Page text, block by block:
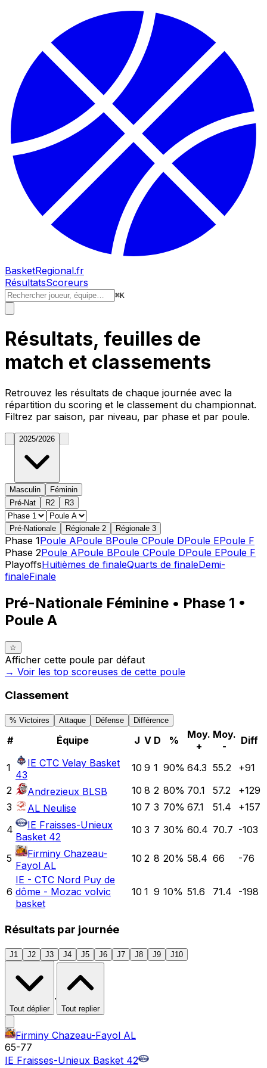
BasketRegional.fr
RésultatsScoreurs
⌘K
Résultats, feuilles de
match et classements
Retrouvez les résultats de chaque journée avec la
répartition du scoring et le classement du championnat.
Filtrez par saison, par niveau, par phase et par poule.
2025/2026
Masculin
Féminin
Pré-Nat
R2 R3
Pré-Nationale Régionale 2 Régionale 3
Phase 1Poule APoule BPoule CPoule DPoule EPoule F
Phase 2Poule APoule BPoule CPoule DPoule EPoule F
PlayoffsHuitièmes de finaleQuarts de finaleDemi-
finaleFinale
Pré-Nationale Féminine • Phase 1 •
Poule A
☆
Afficher cette poule par défaut
→ Voir les top scoreuses de cette poule
Classement
% Victoires Attaque Défense Différence
# Équipe J V D %
Moy.
+
Moy.
-
Diff
1
IE CTC Velay Basket
43
10 9 1 90% 64.3 55.2 +91
2
Andrezieux BLSB 10 8 2 80% 70.1 57.2 +129
3
AL Neulise 10 7 3 70% 67.1 51.4 +157
4
IE Fraisses-Unieux
Basket 42
10 3 7 30% 60.4 70.7 -103
5
Firminy Chazeau-
Fayol AL
10 2 8 20% 58.4 66 -76
6
IE - CTC Nord Puy de
dôme - Mozac volvic
basket
10 1 9 10% 51.6 71.4 -198
Résultats par journée
J1 J2 J3 J4 J5 J6 J7 J8 J9 J10
Tout déplier
·
Tout replier
Firminy Chazeau-Fayol AL
65-77
IE Fraisses-Unieux Basket 42